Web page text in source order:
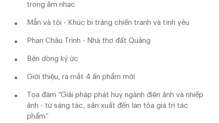
trong âm nhạc
Mẫn và tôi - Khúc bi tráng chiến tranh và tình yêu
Phan Châu Trinh - Nhà thơ đất Quảng
Bên dòng ký ức
Giới thiệu, ra mắt 4 ấn phẩm mới
Tọa đàm “Giải pháp phát huy ngành điện ảnh và nhiếp
ảnh - từ sáng tác, sản xuất đến lan tỏa giá trị tác
phẩm”